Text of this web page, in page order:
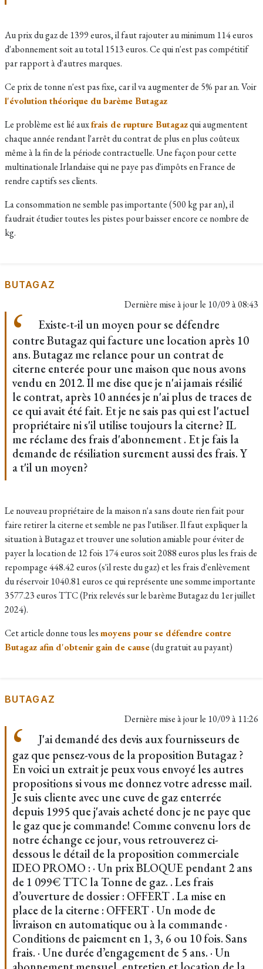
Au prix du gaz de 1399 euros, il faut rajouter au minimum 114 euros
d'abonnement soit au total 1513 euros. Ce qui n'est pas compétitif
par rapport à d'autres marques.
Ce prix de tonne n'est pas fixe, car il va augmenter de 5% par an. Voir
l'évolution théorique du barème Butagaz
Le problème est lié auxfrais de rupture Butagazqui augmentent
chaque année rendant l'arrêt du contrat de plus en plus coûteux
même à la fin de la période contractuelle. Une façon pour cette
multinationale Irlandaise qui ne paye pas d'impôts en France de
rendre captifs ses clients.
La consommation ne semble pas importante (500 kg par an), il
faudrait étudier toutes les pistes pour baisser encore ce nombre de
kg.
BUTAGAZ
Dernière mise à jour le 10/09 à 08:43
Existe-t-il un moyen pour se défendre
contre Butagaz qui facture une location après 10
ans. Butagaz me relance pour un contrat de
citerne enterée pour une maison que nous avons
vendu en 2012. Il me dise que je n'ai jamais résilié
le contrat, après 10 années je n'ai plus de traces de
ce qui avait été fait. Et je ne sais pas qui est l'actuel
propriétaire ni s'il utilise toujours la citerne? IL
me réclame des frais d'abonnement . Et je fais la
demande de résiliation surement aussi des frais. Y
a t'il un moyen?
Le nouveau propriétaire de la maison n'a sans doute rien fait pour
faire retirer la citerne et semble ne pas l'utiliser. Il faut expliquer la
situation à Butagaz et trouver une solution amiable pour éviter de
payer la location de 12 fois 174 euros soit 2088 euros plus les frais de
repompage 448.42 euros (s'il reste du gaz) et les frais d'enlèvement
du réservoir 1040.81 euros ce qui représente une somme importante
3577.23 euros TTC (Prix relevés sur le barème Butagaz du 1er juillet
2024).
Cet article donne tous lesmoyens pour se défendre contre
Butagaz afin d'obtenir gain de cause(du gratuit au payant)
BUTAGAZ
Dernière mise à jour le 10/09 à 11:26
J'ai demandé des devis aux fournisseurs de
gaz que pensez-vous de la proposition Butagaz ?
En voici un extrait je peux vous envoyé les autres
propositions si vous me donnez votre adresse mail.
Je suis cliente avec une cuve de gaz enterrée
depuis 1995 que j'avais acheté donc je ne paye que
le gaz que je commande! Comme convenu lors de
notre échange ce jour, vous retrouverez ci-
dessous le détail de la proposition commerciale
IDEO PROMO : · Un prix BLOQUE pendant 2 ans
de 1 099€ TTC la Tonne de gaz. . Les frais
d’ouverture de dossier : OFFERT . La mise en
place de la citerne : OFFERT · Un mode de
livraison en automatique ou à la commande ·
Conditions de paiement en 1, 3, 6 ou 10 fois. Sans
frais. · Une durée d’engagement de 5 ans. · Un